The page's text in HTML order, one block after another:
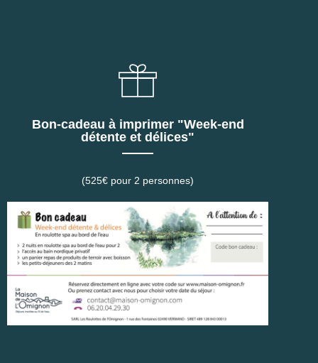
Bon-cadeau à imprimer "Week-end
détente et délices"
(525€ pour 2 personnes)